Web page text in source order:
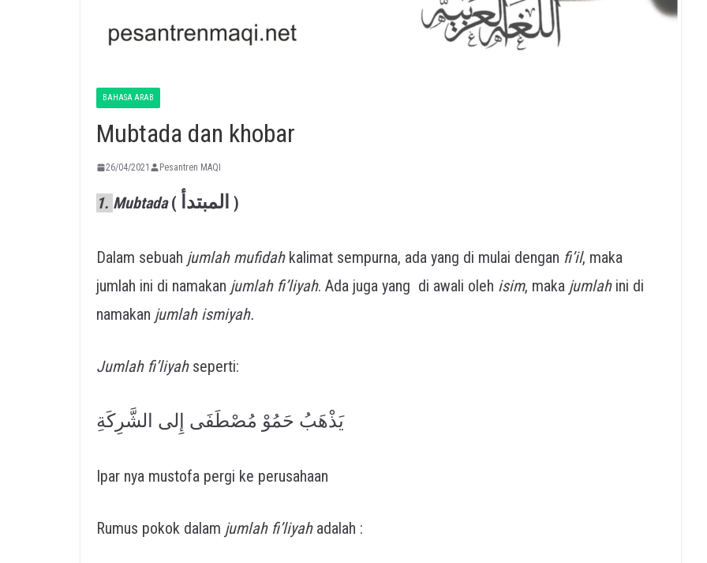
BAHASA ARAB
Mubtada dan khobar
26/04/2021 Pesantren MAQI
1. Mubtada( المبتدأ )
Dalam sebuah jumlah mufidahkalimat sempurna, ada yang di mulai dengan fi’il, maka
jumlah ini di namakan jumlah fi’liyah. Ada juga yang di awali oleh isim, maka jumlahini di
namakan jumlah ismiyah.
Jumlah fi’liyahseperti:
يَذْهَبُ حَمُوْ مُصْطَفَى إِلى الشَّرِكَةِ
Ipar nya mustofa pergi ke perusahaan
Rumus pokok dalam jumlah fi’liyahadalah :